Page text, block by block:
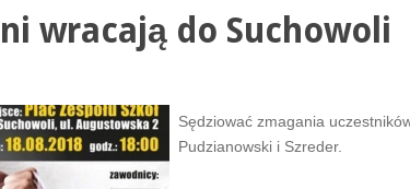
wracają do Suchowoli
Sędziować zmagania
Pudzianowski i Szreder.